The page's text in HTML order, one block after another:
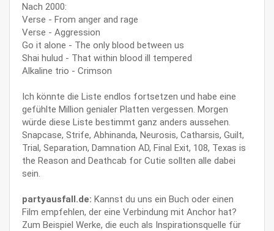
Nach 2000:
Verse - From anger and rage
Verse - Aggression
Go it alone - The only blood between us
Shai hulud - That within blood ill tempered
Alkaline trio - Crimson
Ich könnte die Liste endlos fortsetzen und habe eine
gefühlte Million genialer Platten vergessen. Morgen
würde diese Liste bestimmt ganz anders aussehen.
Snapcase, Strife, Abhinanda, Neurosis, Catharsis, Guilt,
Trial, Separation, Damnation AD, Final Exit, 108, Texas is
the Reason and Deathcab for Cutie sollten alle dabei
sein.
partyausfall.de: Kannst du uns ein Buch oder einen
Film empfehlen, der eine Verbindung mit Anchor hat?
Zum Beispiel Werke, die euch als Inspirationsquelle für